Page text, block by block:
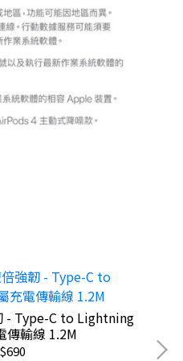
- Type-C to Lightning
編織金屬充電傳輸線 1.2M